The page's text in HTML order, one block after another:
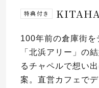
特典付き
100年前の倉庫街を
「北浜アリー」の
るチャペルで想い
案。直営カフェで